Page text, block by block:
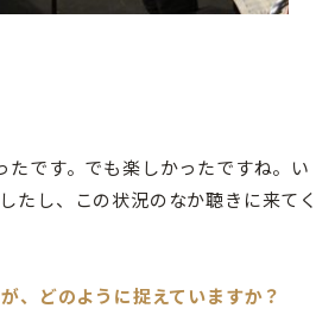
です。でも楽しかったですね。い
たし、この状況のなか聴きに来てく
、どのように捉えていますか？